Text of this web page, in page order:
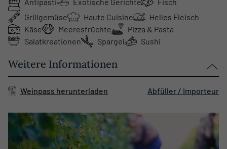
Grillgemüse
Haute Cuisine
Helles Fleisch
Käse
Meeresfrüchte
Pizza & Pasta
Salatkreationen
Spargel Sushi
Weitere Informationen
Weinpass herunterladen Abfüller / Importeur